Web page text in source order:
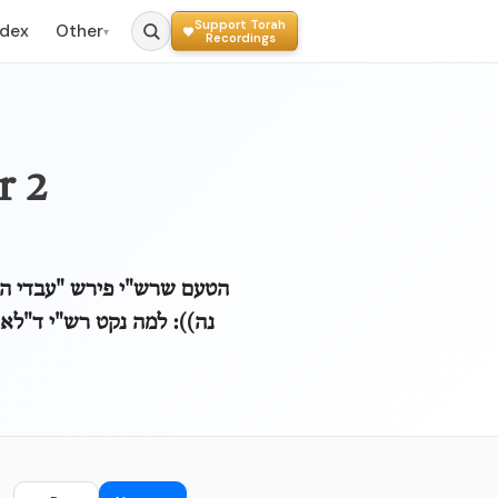
Other▾
Support Torah
Recordings
2
הטעם שרש"י פירש "עבדי
נה)): למה נקט רש"י